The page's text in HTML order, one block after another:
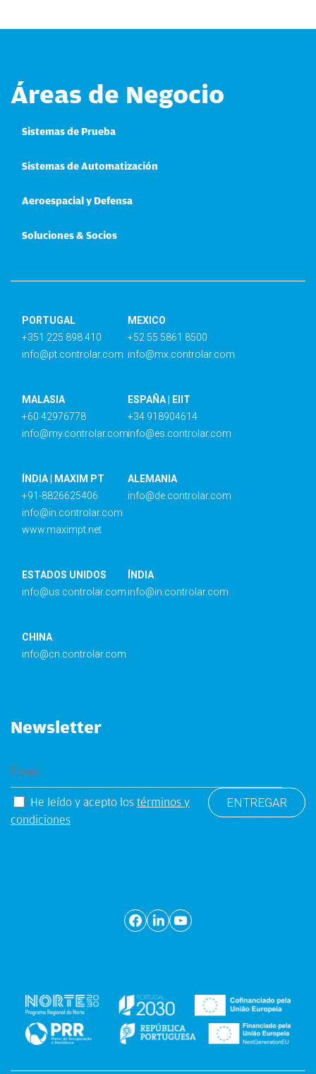
Áreas de Negocio
Sistemas de Prueba
Sistemas de Automatización
Aeroespacial y Defensa
Soluciones & Socios
PORTUGAL
+351 225 898 410
info@pt.controlar.com
MEXICO
+52 55 5861 8500
info@mx.controlar.com
MALASIA
+60 42976778
info@my.controlar.com
ESPAÑA | EIIT
+34 918904614
info@es.controlar.com
ÍNDIA | MAXIM PT
+91-8826625406
info@in.controlar.com
www.maximpt.net
ALEMANIA
info@de.controlar.com
ESTADOS UNIDOS
info@us.controlar.com
ÍNDIA
info@in.controlar.com
CHINA
info@cn.controlar.com
Newsletter
He leído y acepto los términos y
condiciones